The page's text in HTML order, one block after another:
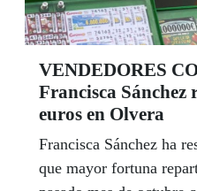
VENDEDORES
Francisca Sánchez
euros en Olvera
Francisca Sánchez ha
que mayor fortuna